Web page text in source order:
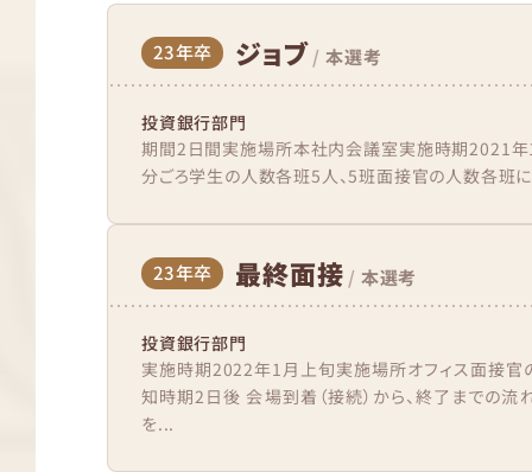
23年卒 ジョブ / 本選考
投資銀行部門
期間2日間実施場所本社内会議室実施時期2021
分ごろ学生の人数各班5人、5班面接官の人数各班
23年卒 最終面接 / 本選考
投資銀行部門
実施時期2022年1月上旬実施場所オフィス面接
知時期2日後 会場到着（接続）から、終了までの流
を...